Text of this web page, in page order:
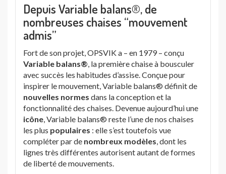
Depuis Variable balans®, de
nombreuses chaises “mouvement
admis”
Fort de son projet, OPSVIK a – en 1979 – conçu
Variable balans® , la première chaise à bousculer
avec succès les habitudes d’assise. Conçue pour
inspirer le mouvement, Variable balans® définit de
nouvelles normes dans la conception et la
fonctionnalité des chaises. Devenue aujourd’hui une
icône , Variable balans® reste l’une de nos chaises
les plus populaires : elle s’est toutefois vue
compléter par de nombreux modèles , dont les
lignes très différentes autorisent autant de formes
de liberté de mouvements.